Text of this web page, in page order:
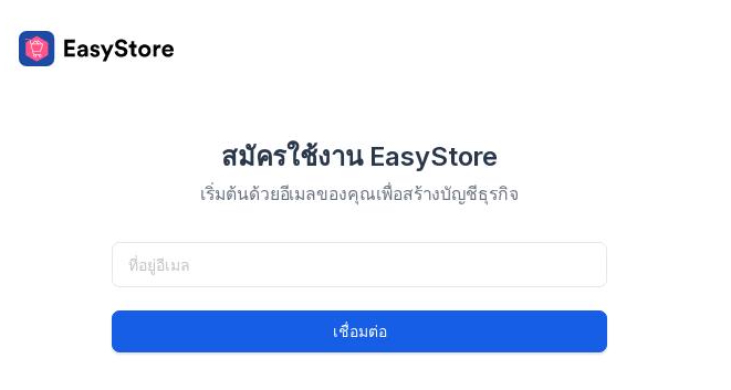
สมัครใช้งาน EasyStore
เริ่มต้นด้วยอีเมลของคุณเพื่อสร้างบัญชีธุรกิจ
เชื่อมต่อ